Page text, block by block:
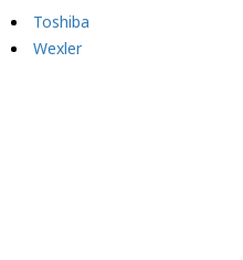
Toshiba
Wexler